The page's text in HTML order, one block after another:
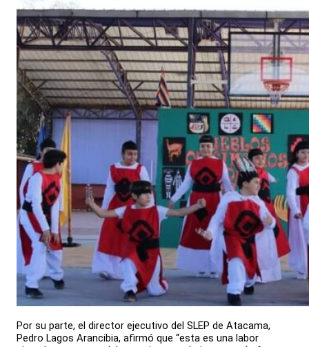
Por su parte, el director ejecutivo del SLEP de Atacama,
Pedro Lagos Arancibia, afirmó que “esta es una labor